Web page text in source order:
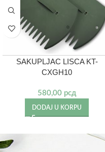
SAKUPLJAC LISCA KT-
CXGH10
580,00 рсд
DODAJ U KORPU